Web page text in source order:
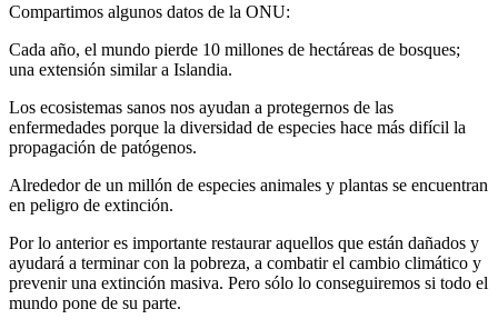
Compartimos algunos datos de la ONU:
Cada año, el mundo pierde 10 millones de hectáreas de bosques;
una extensión similar a Islandia.
Los ecosistemas sanos nos ayudan a protegernos de las
enfermedades porque la diversidad de especies hace más difícil la
propagación de patógenos.
Alrededor de un millón de especies animales y plantas se encuentran
en peligro de extinción.
Por lo anterior es importante restaurar aquellos que están dañados y
ayudará a terminar con la pobreza, a combatir el cambio climático y
prevenir una extinción masiva. Pero sólo lo conseguiremos si todo el
mundo pone de su parte.